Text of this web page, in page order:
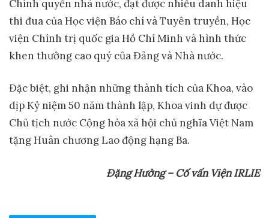
Chính quyền nhà nước, đạt được nhiều danh hiệu
thi đua của Học viện Báo chí và Tuyên truyền, Học
viện Chính trị quốc gia Hồ Chí Minh và hình thức
khen thưởng cao quý của Đảng và Nhà nước.
Đặc biệt, ghi nhận những thành tích của Khoa, vào
dịp Kỷ niệm 50 năm thành lập, Khoa vinh dự được
Chủ tịch nước Cộng hòa xã hội chủ nghĩa Việt Nam
tặng Huân chương Lao động hạng Ba.
Đặng Hưởng – Cố vấn Viện IRLIE